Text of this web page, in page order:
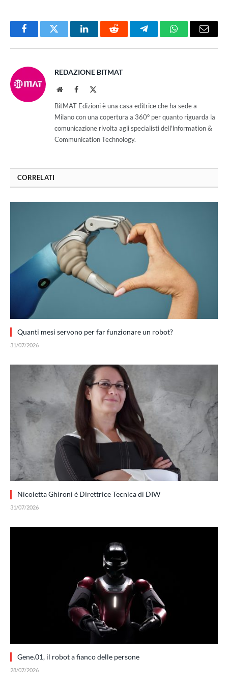
FacebookTwitter LinkedInReddit TelegramWhatsAppEmail
REDAZIONE BITMAT
WebsiteFacebook
BitMAT Edizioni è una casa editrice che ha sede a
Milano con una copertura a 360° per quanto riguarda la
comunicazione rivolta agli specialisti dell'lnformation &
Communication Technology.
CORRELATI
Quanti mesi servono per far funzionare un robot?
31/07/2026
Nicoletta Ghironi è Direttrice Tecnica di DIW
31/07/2026
Gene.01, il robot a fianco delle persone
28/07/2026